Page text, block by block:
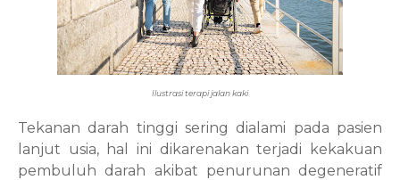
Ilustrasi terapi jalan kaki
Tekanan darah tinggi sering dialami pada pasien
lanjut usia, hal ini dikarenakan terjadi kekakuan
pembuluh darah akibat penurunan degeneratif